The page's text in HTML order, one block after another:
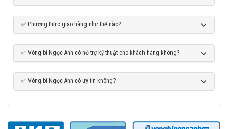
✅ Phương thức giao hàng như thế nào?
✅ Vòng bi Ngọc Anh có hỗ trợ kỹ thuật cho khách hàng không?
✅ Vòng bi Ngọc Anh có uy tín không?